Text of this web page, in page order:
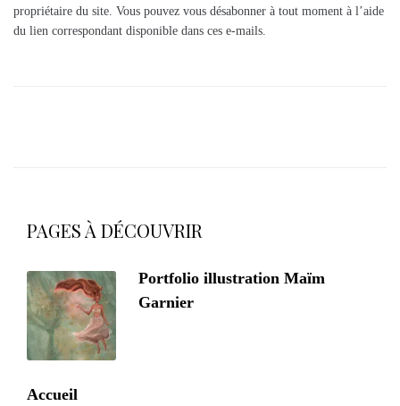
propriétaire du site. Vous pouvez vous désabonner à tout moment à l’aide
du lien correspondant disponible dans ces e-mails.
PAGES À DÉCOUVRIR
Portfolio illustration Maïm
Garnier
Accueil